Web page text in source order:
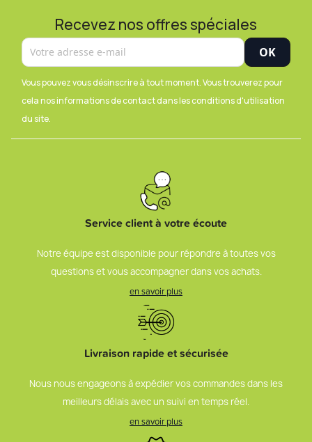
Recevez nos offres spéciales
Vous pouvez vous désinscrire à tout moment. Vous trouverez pour
cela nos informations de contact dans les conditions d'utilisation
du site.
Service client à votre écoute
Notre équipe est disponible pour répondre à toutes vos
questions et vous accompagner dans vos achats.
en savoir plus
Livraison rapide et sécurisée
Nous nous engageons à expédier vos commandes dans les
meilleurs délais avec un suivi en temps réel.
en savoir plus